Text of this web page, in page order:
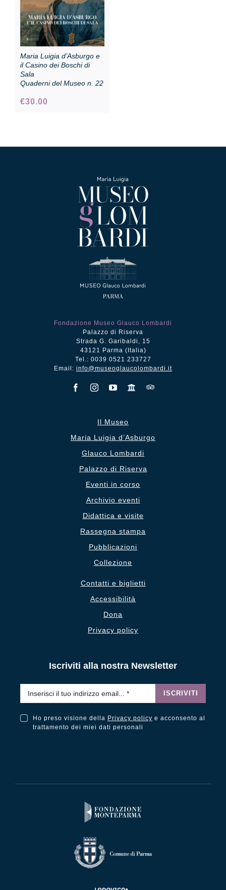
Maria Luigia d’Asburgo e
il Casino dei Boschi di
Sala
Quaderni del Museo n. 22
€30.00
Fondazione Museo Glauco Lombardi
Palazzo di Riserva
Strada G. Garibaldi, 15
43121 Parma (Italia)
Tel.: 0039 0521 233727
Email: info@museoglaucolombardi.it
Il Museo
Maria Luigia d’Asburgo
Glauco Lombardi
Palazzo di Riserva
Eventi in corso
Archivio eventi
Didattica e visite
Rassegna stampa
Pubblicazioni
Collezione
Contatti e biglietti
Accessibilità
Dona
Privacy policy
Iscriviti alla nostra Newsletter
ISCRIVITI
Ho preso visione della Privacy policy e acconsento al
trattamento dei miei dati personali